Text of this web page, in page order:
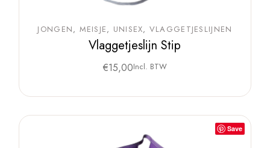
JONGEN MEISJE UNISEX VLAGGETJESLIJNEN
Vlaggetjeslijn Stip
€15,00Incl. BTW
Save